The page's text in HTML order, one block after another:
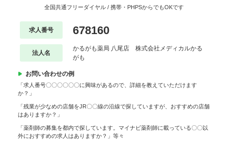
全国共通フリーダイヤル / 携帯・PHPSからでもOKです
求人番号 678160
法人名
かるがも薬局 八尾店 株式会社メディカルかる
がも
お問い合わせの例
「求人番号〇〇〇〇〇〇に興味があるので、詳細を教えていただけます
か？」
「残業が少なめの店舗をJR〇〇線の沿線で探していますが、おすすめの店舗
はありますか？」
「薬剤師の募集を都内で探しています。マイナビ薬剤師に載っている〇〇以
外におすすめの求人はありますか？」等々